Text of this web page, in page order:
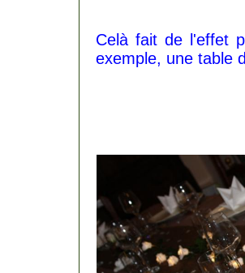
Celà fait de l'effet
exemple, une table